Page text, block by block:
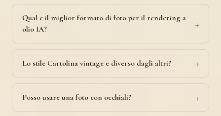
Qual e il miglior formato di foto per il rendering a
olio IA?
Lo stile Cartolina vintage e diverso dagli altri?
Posso usare una foto con occhiali?